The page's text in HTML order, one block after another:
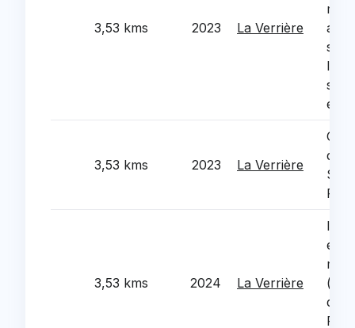
3,53 kms 2023 La Verrière
et
3,53 kms 2023 La Verrière
de
Rue
3,53 kms 2024 La Verrière
du